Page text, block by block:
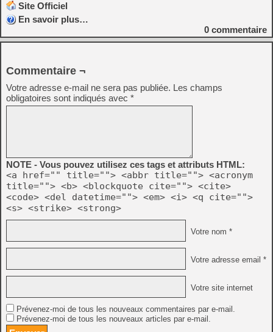
Site Officiel
En savoir plus…
0 commentaire
Commentaire ¬
Votre adresse e-mail ne sera pas publiée. Les champs
obligatoires sont indiqués avec *
NOTE - Vous pouvez utilisez ces tags et attributs HTML:
<a href="" title=""> <abbr title=""> <acronym
title=""> <b> <blockquote cite=""> <cite>
<code> <del datetime=""> <em> <i> <q cite="">
<s> <strike> <strong>
Votre nom *
Votre adresse email *
Votre site internet
Prévenez-moi de tous les nouveaux commentaires par e-mail.
Prévenez-moi de tous les nouveaux articles par e-mail.